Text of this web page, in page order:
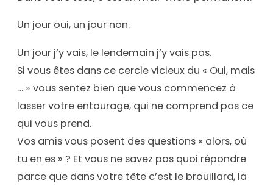
Un jour oui, un jour non.
Un jour j’y vais, le lendemain j’y vais pas.
Si vous êtes dans ce cercle vicieux du « Oui, mais
… » vous sentez bien que vous commencez à
lasser votre entourage, qui ne comprend pas ce
qui vous prend.
Vos amis vous posent des questions « alors, où
tu en es » ? Et vous ne savez pas quoi répondre
parce que dans votre tête c’est le brouillard, la